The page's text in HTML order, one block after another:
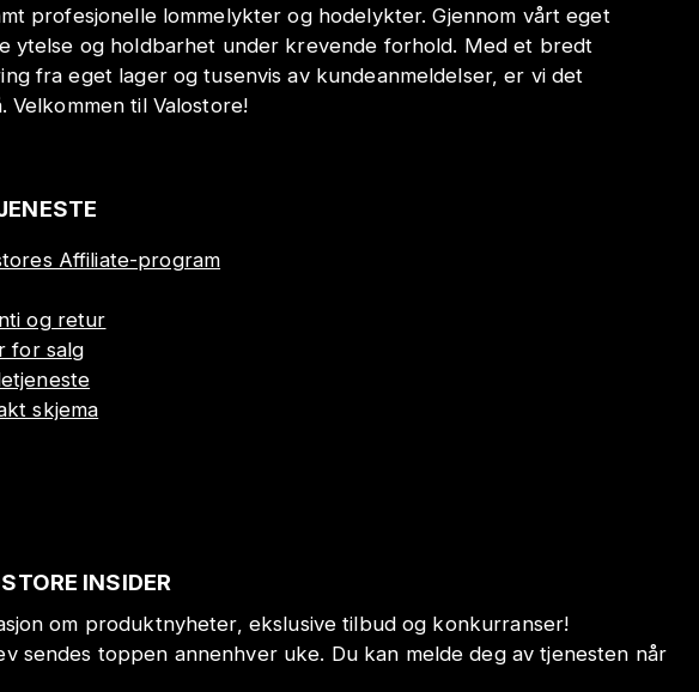
profesjonelle lommelykter og hodelykter. Gjennom vårt eget
ytelse og holdbarhet under krevende forhold. Med et bredt
fra eget lager og tusenvis av kundeanmeldelser, er vi det
til Valostore!
Affiliate-program
og retur
for salg
skjema
INSIDER
om produktnyheter, ekslusive tilbud og konkurranser!
sendes toppen annenhver uke. Du kan melde deg av tjenesten når